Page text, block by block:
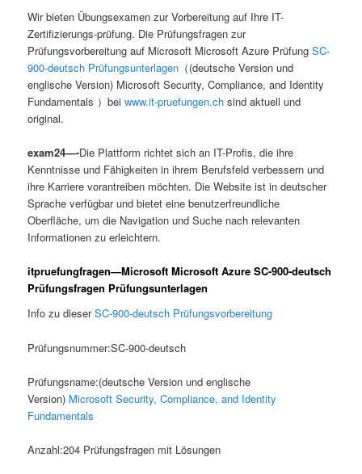
Wir bieten Übungsexamen zur Vorbereitung auf Ihre IT-
Zertifizierungs-prüfung. Die Prüfungsfragen zur
Prüfungsvorbereitung auf Microsoft Microsoft Azure PrüfungSC-
900-deutsch Prüfungsunterlagen （(deutsche Version und
englische Version) Microsoft Security, Compliance, and Identity
Fundamentals ）beiwww.it-pruefungen.ch sind aktuell und
original.
exam24—-Die Plattform richtet sich an IT-Profis, die ihre
Kenntnisse und Fähigkeiten in ihrem Berufsfeld verbessern und
ihre Karriere vorantreiben möchten. Die Website ist in deutscher
Sprache verfügbar und bietet eine benutzerfreundliche
Oberfläche, um die Navigation und Suche nach relevanten
Informationen zu erleichtern.
itpruefungfragen—Microsoft Microsoft Azure SC-900-deutsch
Prüfungsfragen Prüfungsunterlagen
Info zu dieserSC-900-deutsch Prüfungsvorbereitung
Prüfungsnummer:SC-900-deutsch
Prüfungsname:(deutsche Version und englische
Version) Microsoft Security, Compliance, and Identity
Fundamentals
Anzahl:204 Prüfungsfragen mit Lösungen